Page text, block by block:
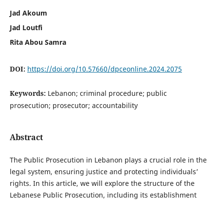
Jad Akoum
Jad Loutfi
Rita Abou Samra
DOI: https://doi.org/10.57660/dpceonline.2024.2075
Keywords: Lebanon; criminal procedure; public
prosecution; prosecutor; accountability
Abstract
The Public Prosecution in Lebanon plays a crucial role in the
legal system, ensuring justice and protecting individuals’
rights. In this article, we will explore the structure of the
Lebanese Public Prosecution, including its establishment